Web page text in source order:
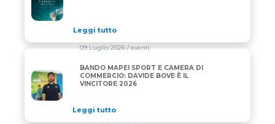
Leggi tutto
BANDO MAPEI SPORT E CAMERA DI COMMERCIO:
09 Luglio 2026/ eventi
BANDO MAPEI SPORT E CAMERA DI
COMMERCIO: DAVIDE BOVE È IL
VINCITORE 2026
Leggi tutto